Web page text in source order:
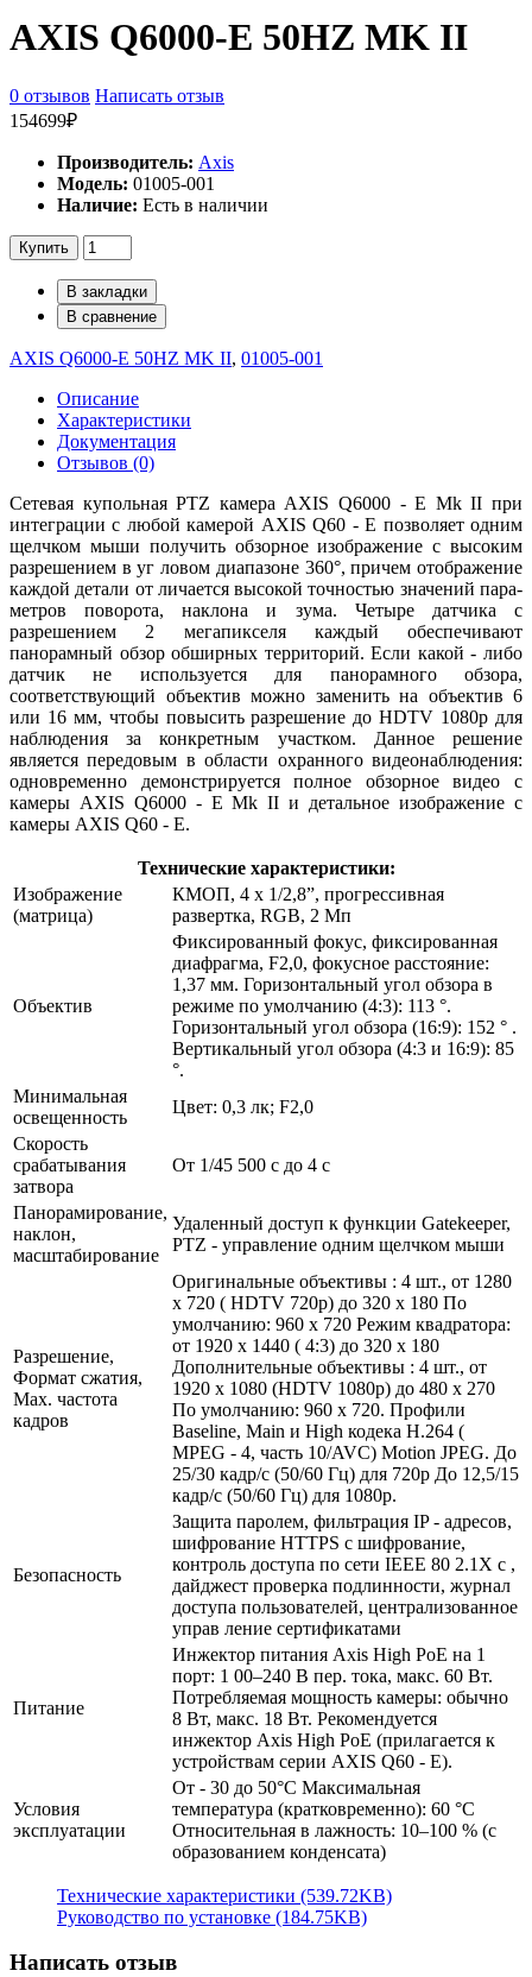
AXIS Q6000-E 50HZ MK II
0 отзывов Написать отзыв
154699₽
Производитель: Axis
Модель: 01005-001
Наличие: Есть в наличии
Купить
В закладки
В сравнение
AXIS Q6000-E 50HZ MK II, 01005-001
Описание
Характеристики
Документация
Отзывов (0)
Сетевая купольная PTZ камера AXIS Q6000 - E Mk II при
интеграции с любой камерой AXIS Q60 - E позволяет одним
щелчком мыши получить обзорное изображение с высоким
разрешением в уг ловом диапазоне 360°, причем отображение
каждой детали от личается высокой точностью значений пара-
метров поворота, наклона и зума. Четыре датчика с
разрешением 2 мегапикселя каждый обеспечивают
панорамный обзор обширных территорий. Если какой - либо
датчик не используется для панорамного обзора,
соответствующий объектив можно заменить на объектив 6
или 16 мм, чтобы повысить разрешение до HDTV 1080p для
наблюдения за конкретным участком. Данное решение
является передовым в области охранного видеонаблюдения:
одновременно демонстрируется полное обзорное видео с
камеры AXIS Q6000 - E Mk II и детальное изображение с
камеры AXIS Q60 - E.
Технические характеристики:
Изображение
(матрица)
КМОП, 4 х 1/2,8”, прогрессивная
развертка, RGB, 2 Мп
Объектив
Фиксированный фокус, фиксированная
диафрагма, F2,0, фокусное расстояние:
1,37 мм. Горизонтальный угол обзора в
режиме по умолчанию (4:3): 113 °.
Горизонтальный угол обзора (16:9): 152 ° .
Вертикальный угол обзора (4:3 и 16:9): 85
°.
Минимальная
освещенность
Цвет: 0,3 лк; F2,0
Скорость
срабатывания
затвора
От 1/45 500 с до 4 с
Панорамирование,
наклон,
масштабирование
Удаленный доступ к функции Gatekeeper,
PTZ - управление одним щелчком мыши
Разрешение,
Формат сжатия,
Max. частота
кадров
Оригинальные объективы : 4 шт., от 1280
x 720 ( HDTV 720p) до 320 x 180 По
умолчанию: 960 x 720 Режим квадратора:
от 1920 x 1440 ( 4:3) до 320 x 180
Дополнительные объективы : 4 шт., от
1920 x 1080 (HDTV 1080p) до 480 x 270
По умолчанию: 960 x 720. Профили
Baseline, Main и High кодека H.264 (
MPEG - 4, часть 10/AVC) Motion JPEG. До
25/30 кадр/с (50/60 Гц) для 720p До 12,5/15
кадр/с (50/60 Гц) для 1080p.
Безопасность
Защита паролем, фильтрация IP - адресов,
шифрование HTTPS c шифрование,
контроль доступа по сети IEEE 80 2.1X c ,
дайджест проверка подлинности, журнал
доступа пользователей, централизованное
управ ление сертификатами
Питание
Инжектор питания Axis High PoE на 1
порт: 1 00–240 В пер. тока, макс. 60 Вт.
Потребляемая мощность камеры: обычно
8 Вт, макс. 18 Вт. Рекомендуется
инжектор Axis High PoE (прилагается к
устройствам серии AXIS Q60 - E).
Условия
эксплуатации
От - 30 до 50°C Максимальная
температура (кратковременно): 60 °C
Относительная в лажность: 10–100 % (с
образованием конденсата)
Технические характеристики (539.72KB)
Руководство по установке (184.75KB)
Написать отзыв